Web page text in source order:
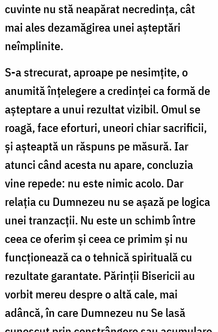
cuvinte nu stă neapărat necredința, cât
mai ales dezamăgirea unei așteptări
neîmplinite.
S-a strecurat, aproape pe nesimțite, o
anumită înțelegere a credinței ca formă de
așteptare a unui rezultat vizibil. Omul se
roagă, face eforturi, uneori chiar sacrificii,
și așteaptă un răspuns pe măsură. Iar
atunci când acesta nu apare, concluzia
vine repede: nu este nimic acolo. Dar
relația cu Dumnezeu nu se așază pe logica
unei tranzacții. Nu este un schimb între
ceea ce oferim și ceea ce primim și nu
funcționează ca o tehnică spirituală cu
rezultate garantate. Părinții Bisericii au
vorbit mereu despre o altă cale, mai
adâncă, în care Dumnezeu nu Se lasă